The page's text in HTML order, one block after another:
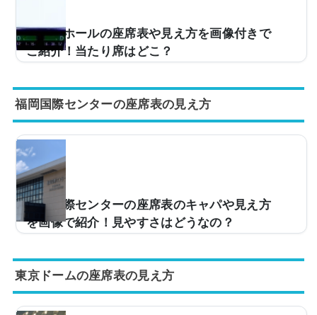
).push({});横浜アリーナの座席表やキャパは？横浜アリ
ーナの座席表は以下の通りです。AパターンAパ...
大阪城ホールの座席表や見え方を画像付きで
ご紹介！当たり席はどこ？
くんだけど、座席からの眺めが気になって……。どんな
雰囲気か実際の写真とかを見てみたい。そこで、当記事
では大阪城ホールの座席からの実際の写真の紹介当たり
席はどこ？大阪城ホールのキャパやアクセスなどについ
て、解説。この記事を読めば、大阪城ホールの座席から
の眺めがどのような感じなのかがわかりますよ。 (adsb
ygoogle = window.adsbygoogle || ).push({});大阪城ホー
ルの座席表の画像とキャパは？まず、大阪城ホールはス
テージパターンAステージパターンBステージパ...
福岡国際センターの座席表の見え方
福岡国際センターの座席表のキャパや見え方
を画像で紹介！見やすさはどうなの？
ャパは約10,000人となっており、多くのアーティストの
ライブが行われています。ただ、「今度、福岡国際セン
ターに行くんだけど、座席からの見え方ってどうな
の？」などと疑問を感じている方も少なくありません。
東京ドームの座席表の見え方